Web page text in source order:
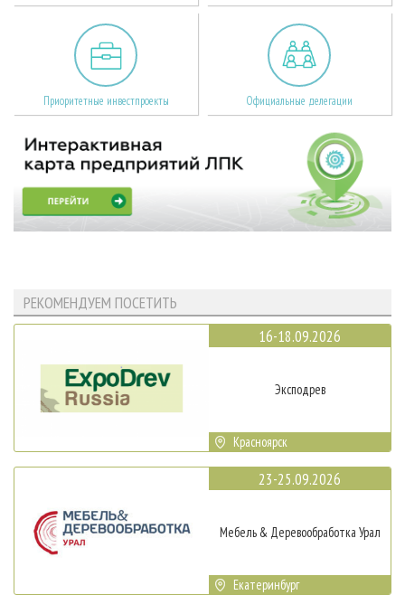
Приоритетные инвестпроекты Официальные делегации
РЕКОМЕНДУЕМ ПОСЕТИТЬ
16-18.09.2026
Эксподрев
Красноярск
23-25.09.2026
Мебель & Деревообработка Урал
Екатеринбург